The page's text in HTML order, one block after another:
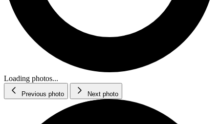
Loading photos...
Previous photo Next photo